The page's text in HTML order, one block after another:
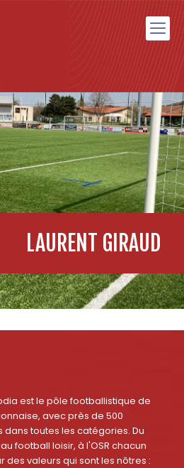
LAURENT GIRAUD
est le pôle footballistique de
avec près de 500
toutes les catégories. Du
football loisir, à l'OSR chacun
valeurs qui sont les nôtres :